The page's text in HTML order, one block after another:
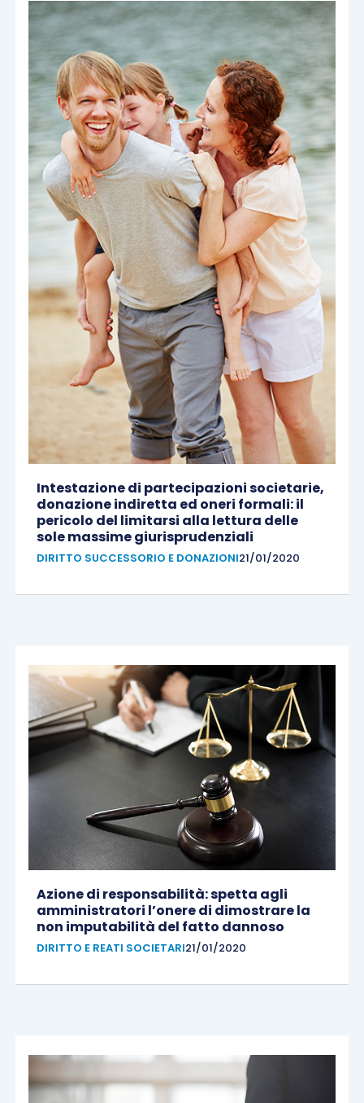
Intestazione di partecipazioni societarie,
donazione indiretta ed oneri formali: il
pericolo del limitarsi alla lettura delle
sole massime giurisprudenziali
DIRITTO SUCCESSORIO E DONAZIONI21/01/2020
Azione di responsabilità: spetta agli
amministratori l’onere di dimostrare la
non imputabilità del fatto dannoso
DIRITTO E REATI SOCIETARI21/01/2020